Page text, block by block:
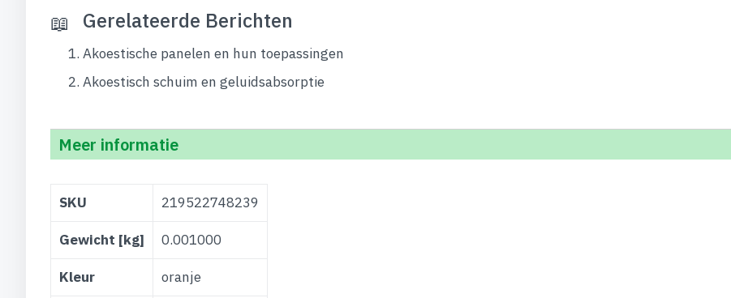
Gerelateerde Berichten
Akoestische panelen en hun toepassingen
Akoestisch schuim en geluidsabsorptie
Meer informatie
informatie
SKU 219522748239
Gewicht [kg] 0.001000
Kleur oranje